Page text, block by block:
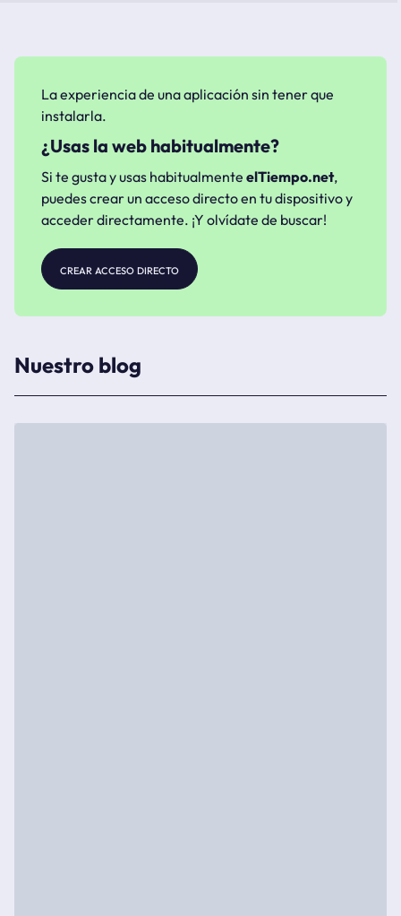
La experiencia de una aplicación sin tener que
instalarla.
¿Usas la web habitualmente?
Si te gusta y usas habitualmente elTiempo.net,
puedes crear un acceso directo en tu dispositivo y
acceder directamente. ¡Y olvídate de buscar!
crear acceso directo
Nuestro blog